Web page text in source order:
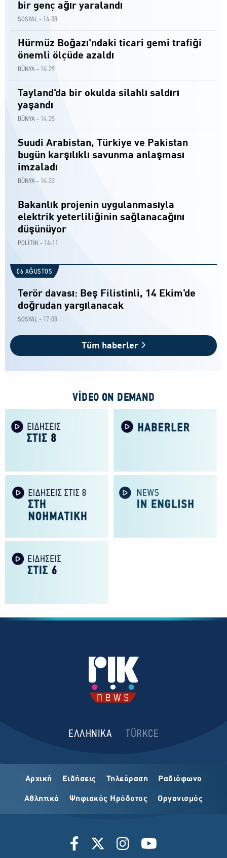
bir genç ağır yaralandı
SOSYAL - 14:38
Hürmüz Boğazı'ndaki ticari gemi trafiği
önemli ölçüde azaldı
DÜNYA - 14:29
Tayland'da bir okulda silahlı saldırı
yaşandı
DÜNYA - 14:25
Suudi Arabistan, Türkiye ve Pakistan
bugün karşılıklı savunma anlaşması
imzaladı
DÜNYA - 14:22
Bakanlık projenin uygulanmasıyla
elektrik yeterliliğinin sağlanacağını
düşünüyor
POLİTİK - 14:11
06 AĞUSTOS
Terör davası: Beş Filistinli, 14 Ekim'de
doğrudan yargılanacak
SOSYAL - 17:08
Tüm haberler
VIDEO ON DEMAND
ΕΛΛΗΝΙΚΑ TÜRKCE
Αρχική Ειδήσεις Τηλεόραση Ραδιόφωνο
Αθλητικά Ψηφιακός Ηρόδοτος Οργανισμός